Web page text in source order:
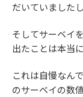
だいていました
そしてサーベイ
出たことは本当
これは自慢なん
のサーベイの数